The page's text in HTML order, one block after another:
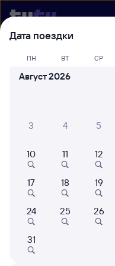
Выберите
билеты Залари
Куда
Когда
Кто едет
Дата поездки
ПН ВТ СР
Август 2026
3 4 5
10 11 12
17 18 19
24 25 26
31